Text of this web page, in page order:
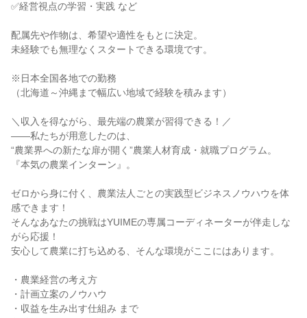
✅経営視点の学習・実践 など
配属先や作物は、希望や適性をもとに決定。
未経験でも無理なくスタートできる環境です。
※日本全国各地での勤務
（北海道～沖縄まで幅広い地域で経験を積みます）
＼収入を得ながら、最先端の農業が習得できる！／
――私たちが用意したのは、
“農業界への新たな扉が開く”農業人材育成・就職プログラム。
『本気の農業インターン』。
ゼロから身に付く、農業法人ごとの実践型ビジネスノウハウを体
感できます！
そんなあなたの挑戦はYUIMEの専属コーディネーターが伴走しな
がら応援！
安心して農業に打ち込める、そんな環境がここにはあります。
・農業経営の考え方
・計画立案のノウハウ
・収益を生み出す仕組み まで